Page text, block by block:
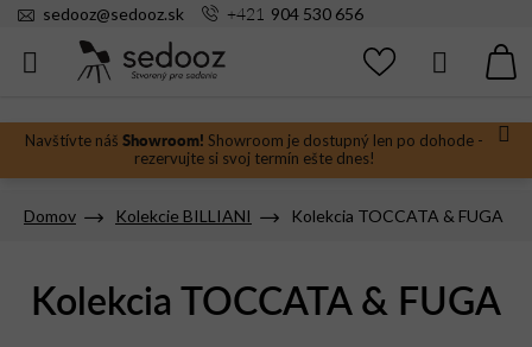
Prejsť
Navštívte náš Showroom! Showroom je dostupný len po dohode -
rezervujte si svoj termín ešte dnes!
sedooz@sedooz.sk +421 904 530 656
Hľadať
Domov Kolekcie BILLIANI Kolekcia TOCCATA & FUGA
Kolekcia TOCCATA & FUGA